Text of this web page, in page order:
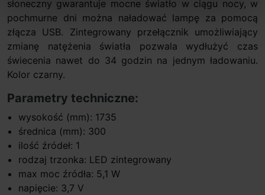
słoneczny gwarantuje mocne światło w ciągu nocy, w
pochmurne dni można naładować lampę za pomocą
złącza USB. Zintegrowany przełącznik umożliwiający
zmianę natężenia światła pozwala wydłużyć czas
świecenia nawet do 34 godzin na jednym ładowaniu.
Kolor czarny.
Parametry techniczne:
wysokość (mm): 1735
średnica (mm): 300
ilość źródeł: 1
rodzaj trzonka: LED zintegrowany
max moc źródła: 5,1 W
napięcie: 3,7 V